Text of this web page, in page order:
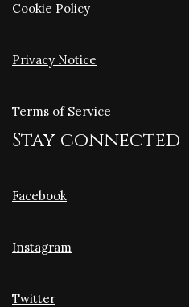
Cookie Policy
Privacy Notice
Terms of Service
Stay connected
Facebook
Instagram
Twitter